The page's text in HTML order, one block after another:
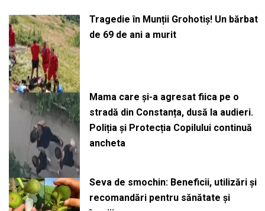
Tragedie în Munții Grohotiș! Un bărbat
de 69 de ani a murit
Mama care și-a agresat fiica pe o
stradă din Constanța, dusă la audieri.
Poliția și Protecția Copilului continuă
ancheta
Seva de smochin: Beneficii, utilizări și
recomandări pentru sănătate și